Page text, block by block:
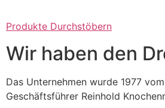
Produkte Durchstöbern
Wir haben den
Das Unternehmen wurde 1977
Geschäftsführer Reinhold